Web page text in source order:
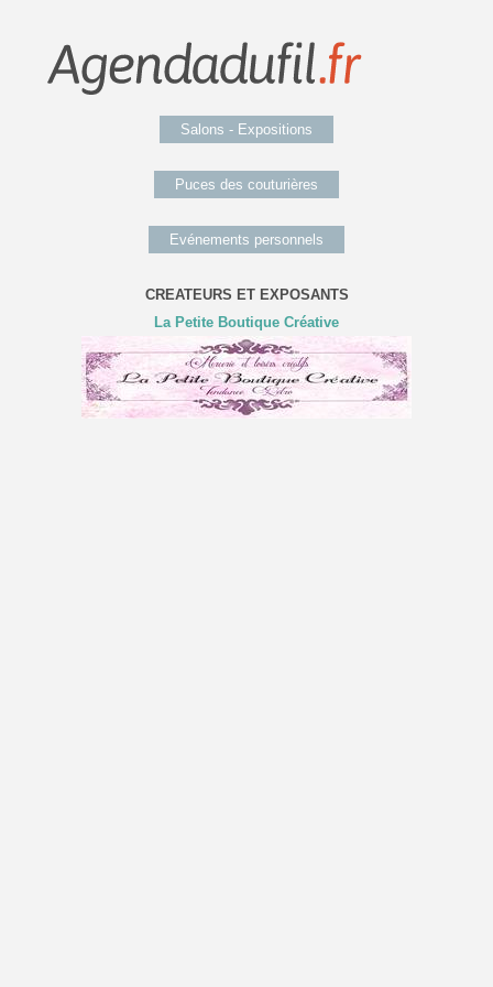
Salons - Expositions
Puces des couturières
Evénements personnels
CREATEURS ET EXPOSANTS
La Petite Boutique Créative